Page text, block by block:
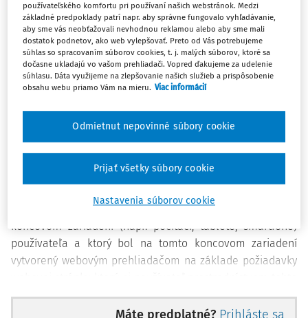
Problematika spracúvania cookies súvisí aj s ďalšou
legislatívou, a to napr.nariadenímEurópskeho parlamentu
a Rady (EÚ) 2016/679z 27.4.2016 o ochrane fyzických osôb
pri spracúvaní osobných údajov a o voľnom pohybe týchto
údajov, ktorým sa zrušuje smernica95/46/ES(ďalej len
aké zmeny priniesol zákon č.452/2021 Z.z.od 1.2.2022. Článok tiež
poukazuje, na čo si majú dať prevádzkovatelia webových sídel (web
Čo sú cookies?
Cookies sú dáta, malé textové súbory, ktoré sa ukladajú v
koncovom zariadení (napr. počítači, tablete, smartfóne)
používateľa a ktorý bol na tomto koncovom zariadení
vytvorený webovým prehliadačom na základe požiadavky
webového prehliadača prehliadal. Cookies umožňujú
danej webovej stránke uchovávať na koncovom zariadení
Máte predplatné? Prihláste sa
používateľského komfortu pri používaní našich webstránok. Medzi
základné predpoklady patrí napr. aby správne fungovalo vyhľadávanie,
aby sme vás neobťažovali nevhodnou reklamou alebo aby sme mali
dostatok podnetov, ako web vylepšovať. Preto od Vás potrebujeme
súhlas so spracovaním súborov cookies, t. j. malých súborov, ktoré sa
dočasne ukladajú vo vašom prehliadači. Vopred ďakujeme za udelenie
súhlasu. Dáta využijeme na zlepšovanie našich služieb a prispôsobenie
obsahu webu priamo Vám na mieru. Viac informácií
Nastavenia súborov cookie
Odmietnut nepovinné súbory cookie
Prijať všetky súbory cookie